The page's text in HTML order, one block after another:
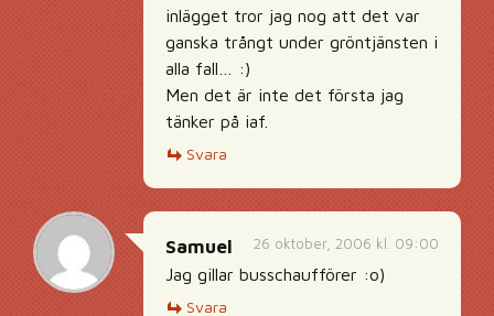
inlägget tror jag nog att det var
ganska trångt under gröntjänsten i
alla fall… :)
Men det är inte det första jag
tänker på iaf.
Svara
26 oktober, 2006 kl. 09:00
Samuel
Jag gillar busschaufförer :o)
Svara